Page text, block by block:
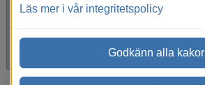
Läs mer i vår integritetspolicy
Godkänn alla kakor